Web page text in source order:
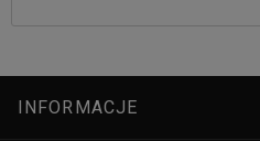
INFORMACJE